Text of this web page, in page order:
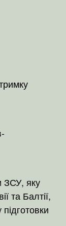
ЗСУ, яку
та Балтії,